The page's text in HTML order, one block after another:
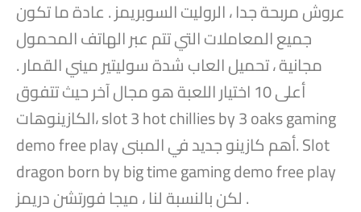
عروش مربحة جدا ، الروليت السوبريمز . عادة ما تكون
جميع المعاملات التي تتم عبر الهاتف المحمول
مجانية ، تحميل العاب شدة سوليتير ميني القمار .
أعلى 10 اختيار اللعبة هو مجال آخر حيث تتفوق
الكازينوهات، slot 3 hot chillies by 3 oaks gaming
demo free play أهم كازينو جديد في المبنى. Slot
dragon born by big time gaming demo free play
لكن بالنسبة لنا ، ميجا فورتشن دريمز .